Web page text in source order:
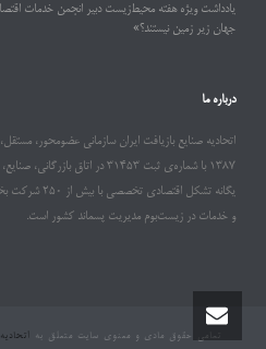
یادداشت ویژه هفته محیط‌زیست دبیر انجمن خدمات
جهان زیر زمین نیستند؟»
درباره ما
اتحادیه صنایع بازیافت ایران سازمانی عضومحور،
۱۳۸۷ با شماره‌ی ثبت ۳۱۴۵۳ در
یگانه تشکل
و خدمات در زیست‌بوم مدیریت پسماند کشور است.
تمامی حقوق مادی و معنوی سایت متعلق به